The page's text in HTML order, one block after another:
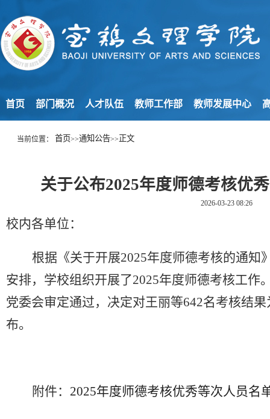
首页 部门概况 人才队伍 教师工作部 教师发展中心
当前位置： 首页>>通知公告>> 正文
关于公布2025年度师德考核优
2026-03-23 08:26
校内各单位：
根据《关于开展2025年度师德考核的通知
安排，学校组织开展了2025年度师德考核工作
党委会审定通过， 决定对王丽等642名考核结
布。
附件： 2025年度师德考核优秀等次人员名